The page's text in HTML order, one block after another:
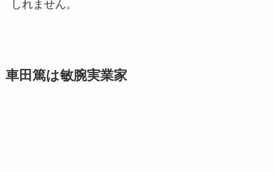
しれません。
車田篤は敏腕実業家